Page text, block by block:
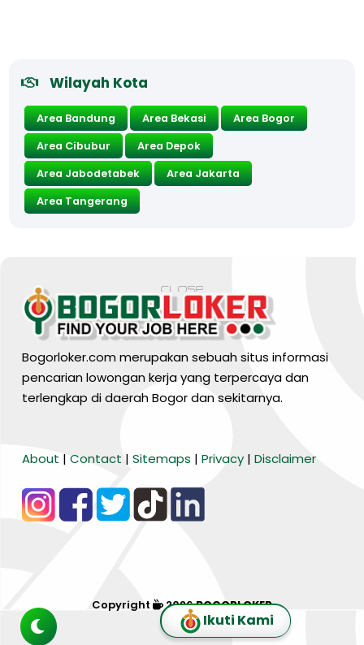
Wilayah Kota
Area Bandung Area Bekasi
Area Bogor
Area Cibubur
Area Depok
Area Jabodetabek
Area Jakarta
Area Tangerang
Bogorloker.com merupakan sebuah situs informasi
pencarian lowongan kerja yang terpercaya dan
terlengkap di daerah Bogor dan sekitarnya.
About | Contact | Sitemaps | Privacy | Disclaimer
Copyright 2026BOGORLOKER
Ikuti Kami